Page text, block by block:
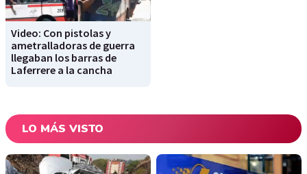
Video: Con pistolas y
ametralladoras de guerra
llegaban los barras de
Laferrere a la cancha
LO MÁS VISTO